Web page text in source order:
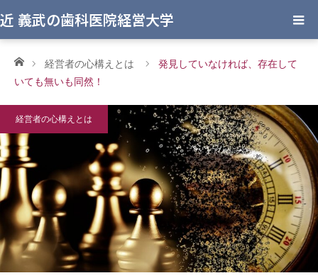
近 義武の歯科医院経営大学
ホーム経営者の心構えとは
発見していなければ、存在して
いても無いも同然！
経営者の心構えとは